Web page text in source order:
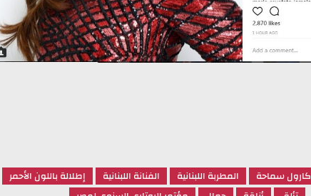
كارول سماحة المطربة اللبنانية الفنانة اللبنانية
إطلالة باللون الأحمر